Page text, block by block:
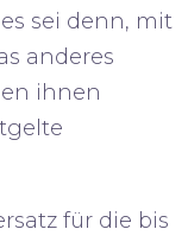
sei denn, mit
anderes
ihnen
für die bis